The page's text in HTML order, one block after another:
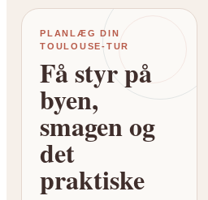
PLANLÆG DIN
TOULOUSE-TUR
Få styr på
byen,
smagen og
det
praktiske